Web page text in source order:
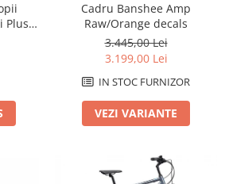
Combo
Plus
Cadru Banshee Amp
Raw/Orange decals
3.445,00 Lei
3.199,00 Lei
IN STOC FURNIZOR
VEZI VARIANTE